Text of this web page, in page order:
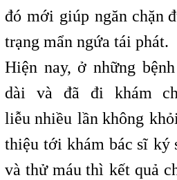
đó mới giúp ngăn chặn
trạng mẩn ngứa tái phát.
Hiện nay, ở những
dài và đã đi khám
liễu nhiều lần không
thiệu tới khám bác sĩ ký
và thử máu ,thì kết quả